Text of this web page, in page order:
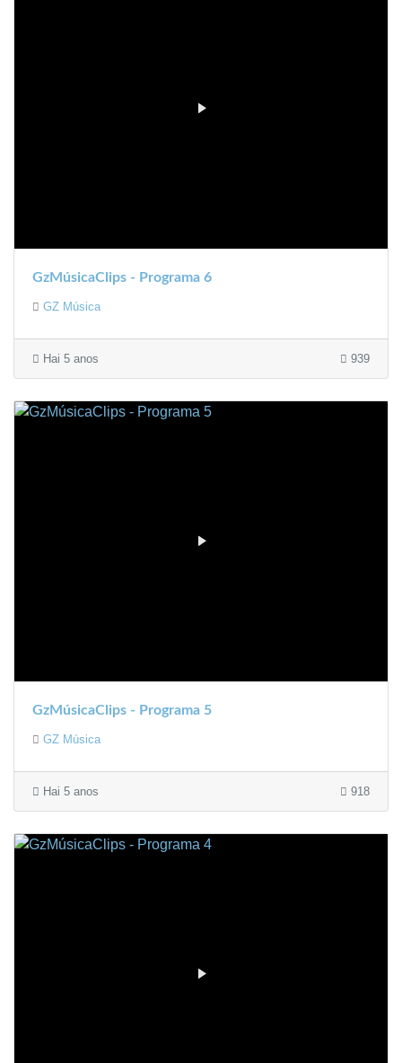
GzMúsicaClips - Programa 6
GZ Música
Hai 5 anos 939
GzMúsicaClips - Programa 5
GZ Música
Hai 5 anos 918